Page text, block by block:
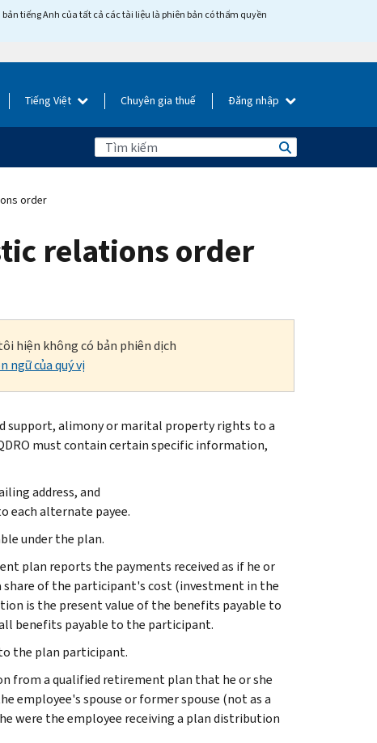
tiếng Anh của tất cả các tài liệu là phiên bản có thẩm quyền
Tiếng Việt Chuyên gia thuế Đăng nhập
order
relations order
hiện không có bản phiên dịch
ngữ của quý vị
support, alimony or marital property rights to a
must contain certain specific information,
address, and
each alternate payee.
under the plan.
plan reports the payments received as if he or
share of the participant's cost (investment in the
is the present value of the benefits payable to
benefits payable to the participant.
the plan participant.
from a qualified retirement plan that he or she
employee's spouse or former spouse (not as a
were the employee receiving a plan distribution